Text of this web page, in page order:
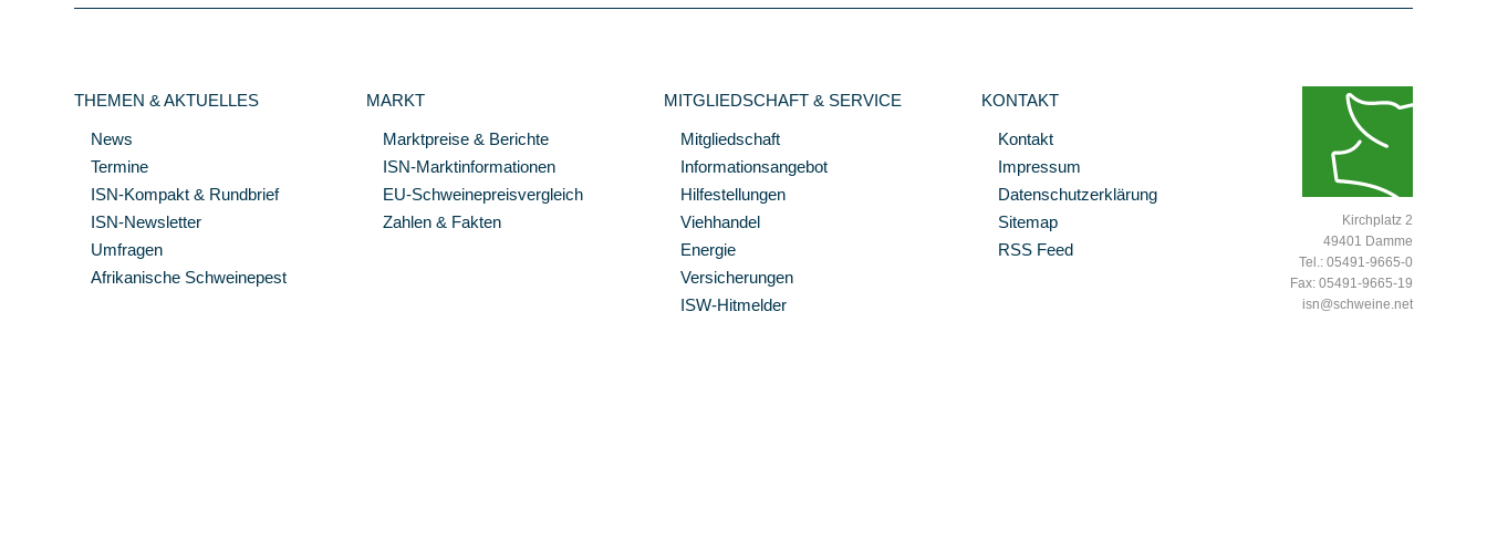
THEMEN & AKTUELLES
News
Termine
ISN-Kompakt & Rundbrief
ISN-Newsletter
Umfragen
Afrikanische Schweinepest
MARKT
Marktpreise & Berichte
ISN-Marktinformationen
EU-Schweinepreisvergleich
Zahlen & Fakten
MITGLIEDSCHAFT & SERVICE
Mitgliedschaft
Informationsangebot
Hilfestellungen
Viehhandel
Energie
Versicherungen
ISW-Hitmelder
KONTAKT
Kontakt
Impressum
Datenschutzerklärung
Sitemap
RSS Feed
Kirchplatz 2
49401 Damme
Tel.: 05491-9665-0
Fax: 05491-9665-19
isn@schweine.net